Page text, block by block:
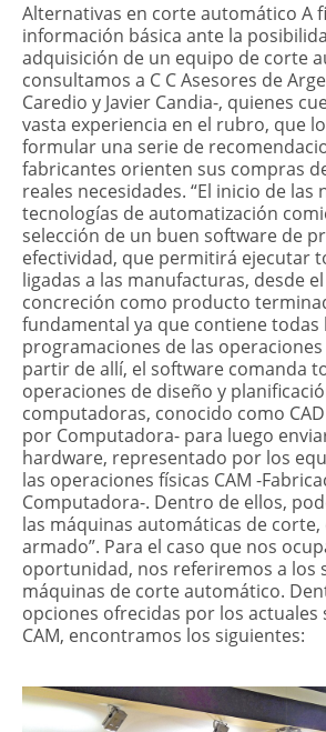
Alternativas en corte automático A
información básica ante la
adquisición de un equipo de corte
consultamos a C C Asesores de
Caredio y Javier Candia-, quienes
vasta experiencia en el rubro, que
formular una serie de
fabricantes orienten sus compras
reales necesidades. “El inicio de las
tecnologías de automatización
selección de un buen software de
efectividad, que permitirá ejecutar
ligadas a las manufacturas, desde
concreción como producto
fundamental ya que contiene todas
programaciones de las
partir de allí, el software comanda
operaciones de diseño y
computadoras, conocido como
por Computadora- para luego
hardware, representado por los
las operaciones físicas CAM -
Computadora-. Dentro de ellos,
las máquinas automáticas de
armado”. Para el caso que nos
oportunidad, nos referiremos a los
máquinas de corte automático.
opciones ofrecidas por los actuales
CAM, encontramos los siguientes: